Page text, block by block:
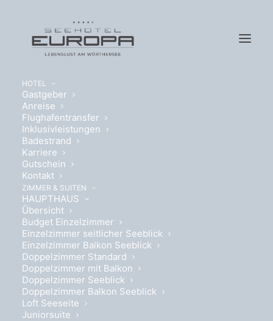
HOTEL
Gastgeber
Anreise
Flughafentransfer
Inklusivleistungen
Badestrand
Karriere
Gutschein
Kontakt
ZIMMER & SUITEN
HAUPTHAUS
Übersicht
Budget Einzelzimmer
Einzelzimmer seitlicher Seeblick
Einzelzimmer Balkon Seeblick
Doppelzimmer Standard
Doppelzimmer mit Balkon
Doppelzimmer Seeblick
Doppelzimmer Balkon Seeblick
Loft Seeseite
Juniorsuite
DOPPELZIMMER
STANDARD
DETAILS